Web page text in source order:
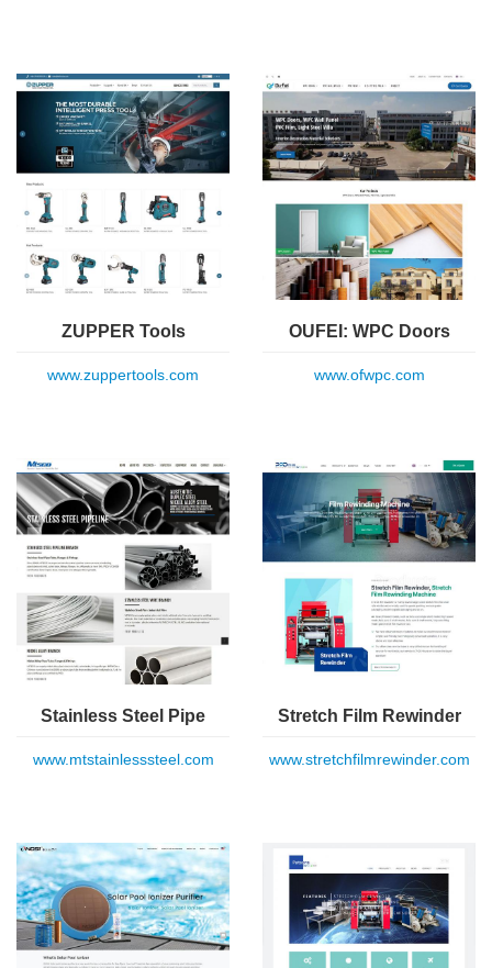
ZUPPER Tools
www.zuppertools.com
OUFEI: WPC Doors
www.ofwpc.com
Stainless Steel Pipe
www.mtstainlesssteel.com
Stretch Film Rewinder
www.stretchfilmrewinder.com